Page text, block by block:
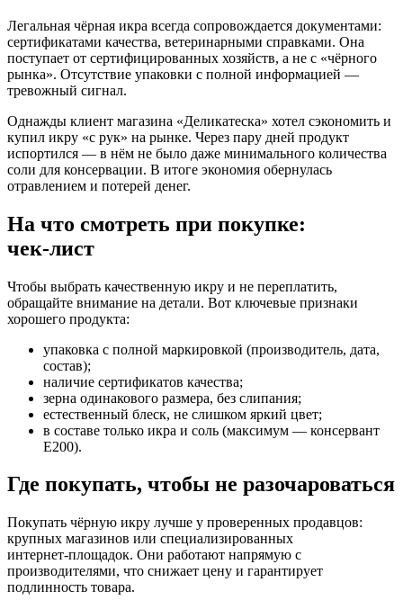
Легальная чёрная икра всегда сопровождается документами:
сертификатами качества, ветеринарными справками. Она
поступает от сертифицированных хозяйств, а не с «чёрного
рынка». Отсутствие упаковки с полной информацией —
тревожный сигнал.
Однажды клиент магазина «Деликатеска» хотел сэкономить и
купил икру «с рук» на рынке. Через пару дней продукт
испортился — в нём не было даже минимального количества
соли для консервации. В итоге экономия обернулась
отравлением и потерей денег.
На что смотреть при покупке:
чек‑лист
Чтобы выбрать качественную икру и не переплатить,
обращайте внимание на детали. Вот ключевые признаки
хорошего продукта:
упаковка с полной маркировкой (производитель, дата,
состав);
наличие сертификатов качества;
зерна одинакового размера, без слипания;
естественный блеск, не слишком яркий цвет;
в составе только икра и соль (максимум — консервант
Е200).
Где покупать, чтобы не разочароваться
Покупать чёрную икру лучше у проверенных продавцов:
крупных магазинов или специализированных
интернет‑площадок. Они работают напрямую с
производителями, что снижает цену и гарантирует
подлинность товара.